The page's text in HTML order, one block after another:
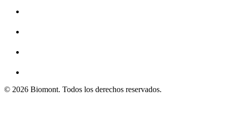
© 2026 Biomont. Todos los derechos reservados.